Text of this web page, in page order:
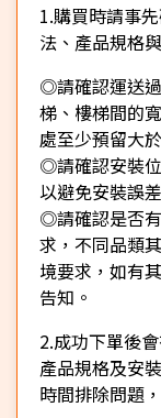
1.購買時請事
法、產品規格
◎請確認運送
梯、樓梯間的
處至少預留大
◎請確認安裝
以避免安裝誤
◎請確認是否
求，不同品類
境要求，如有
告知。
2.成功下單後
產品規格及安
時間排除問題